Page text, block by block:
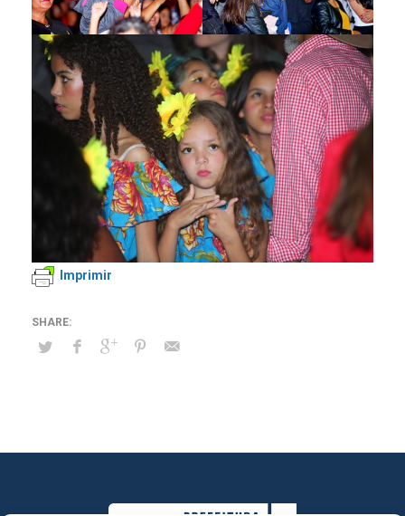
Imprimir